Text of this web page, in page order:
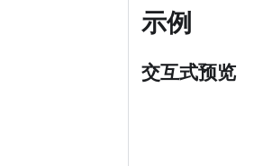
示例
交互式预览